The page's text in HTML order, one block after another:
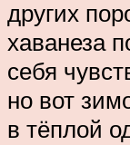
других
хаванеза
себя
но вот
в тёплой